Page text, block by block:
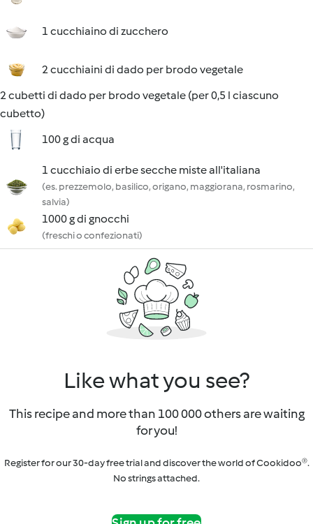
1 cucchiaino di zucchero
2 cucchiaini di dado per brodo vegetale
2 cubetti di dado per brodo vegetale (per 0,5 l ciascuno
cubetto)
100 g di acqua
1 cucchiaio di erbe secche miste all'italiana
(es. prezzemolo, basilico, origano, maggiorana, rosmarino,
salvia)
1000 g di gnocchi
(freschi o confezionati)
Like what you see?
This recipe and more than 100 000 others are waiting
for you!
Register for our 30-day free trial and discover the world of Cookidoo®.
No strings attached.